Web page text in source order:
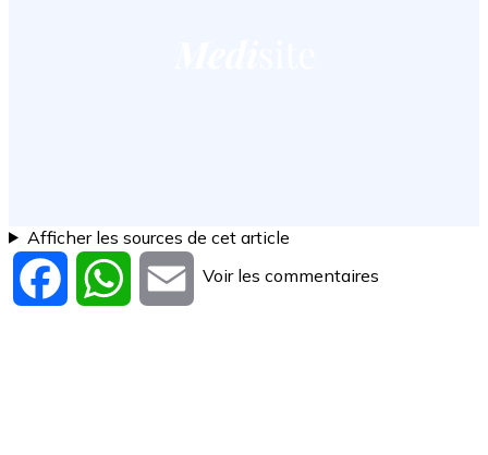
Afficher les sources de cet article
Facebook WhatsApp
Email
Voir les commentaires